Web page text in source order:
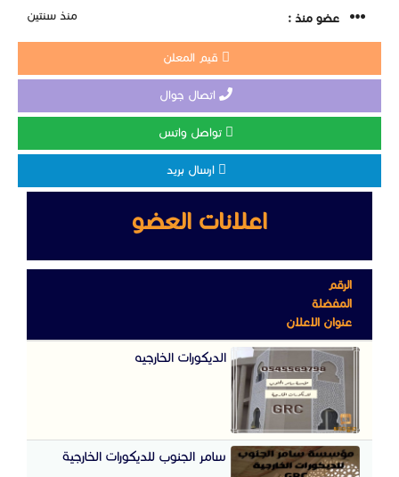
عضو منذ : منذ سنتين
قيم المعلن
اتصال جوال
تواصل واتس
ارسال بريد
اعلانات العضو
الرقم
المفضلة
عنوان الاعلان
الديكورات الخارجيه
سامر الجنوب للديكورات الخارجية